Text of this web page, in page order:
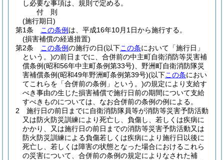
し必要な事項は、規則で定める。
付 則
(施行期日)
第1条
この条例 は、平成16年10月1日から施行する。
(損害補償の経過措置)
第2条
この条例の施行の日(以下この条において「施行日」
という。)の前日までに、合併前の中主町自衛消防等災害補
償条例(昭和56年中主町条例第33号) 、野洲町自衛消防隊災
害補償条例(昭和49年野洲町条例第39号)(以下この条におい
てこれらを「合併前の条例」という。)の規定により支給す
べき事由の生じた損害補償で施行日前の期間について支給
すべきものについては、なお合併前の条例の例による。
2
施行日の前日までに自衛消防隊員等が消防等災害予防活動
又は防火防災訓練により死亡し、負傷し、若しくは疾病に
かかり、又は施行日の前日までの消防等災害予防活動又は
防火防災訓練による負傷若しくは疾病により施行日以後に
死亡し、若しくは障害の状態となった場合におけるこれら
の災害について、合併前の条例の規定によりなされた補